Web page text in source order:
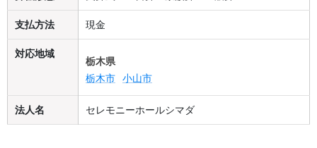
支払方法 現金
対応地域
栃木県
栃木市 小山市
法人名 セレモニーホールシマダ